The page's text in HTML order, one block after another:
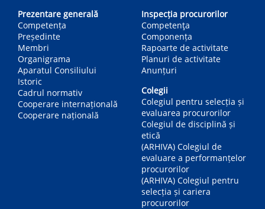
navigation
Prezentare generală
Competența
Președinte
Membri
Organigrama
Aparatul Consiliului
Istoric
Cadrul normativ
Cooperare internațională
Cooperare națională
Inspecția procurorilor
Competenţa
Componența
Rapoarte de activitate
Planuri de activitate
Anunțuri
Colegii
Colegiul pentru selecția și
evaluarea procurorilor
Colegiul de disciplină și
etică
(ARHIVA) Colegiul de
evaluare a performanțelor
procurorilor
(ARHIVA) Colegiul pentru
selecția și cariera
procurorilor